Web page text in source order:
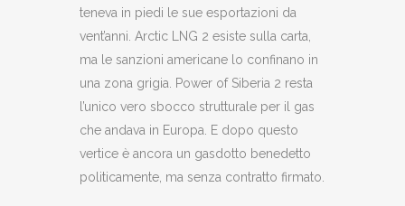
teneva in piedi le sue esportazioni da
vent’anni. Arctic LNG 2 esiste sulla carta,
ma le sanzioni americane lo confinano in
una zona grigia. Power of Siberia 2 resta
l’unico vero sbocco strutturale per il gas
che andava in Europa. E dopo questo
vertice è ancora un gasdotto benedetto
politicamente, ma senza contratto firmato.